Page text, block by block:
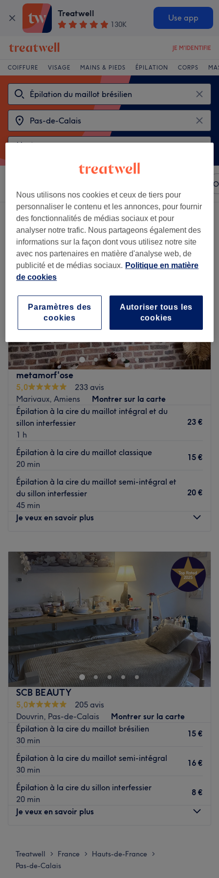
Treatwell
130K
Use app
JE M'IDENTIFIE
COIFFURE VISAGE MAINS & PIEDS ÉPILATION CORPS
2 établissements offrant:
épilation du maillot brésilien près de Pas-de-Calais
metamorf'ose
5,0
233 avis
Marivaux, Amiens
Montrer sur la carte
Épilation à la cire du maillot intégral et du
sillon interfessier
1 h
23 €
Épilation à la cire du maillot classique
20 min
15 €
Épilation à la cire du maillot semi-intégral et
du sillon interfessier
45 min
20 €
Je veux en savoir plus
Mardi
18:30
Mercredi
Fermé
–18:30
10:00–
18:30
Samedi
10:00
Dimanche
Fermé
metamorf'ose, c'est votre nouvel allié beauté situé à
Cuincy. Vous avez le choix entre plusieurs soins pour
profiter d'un instant dédié à votre beauté, dans une
ambiance conviviale, et tout cela grâce au savoir-faire
de professionnelle Valérie.
L’équipe :
Valérie est ravie de partager son savoir-faire.
Nos coups de cœur :
L’atmosphère : une ambiance chaleureuse dans un institut
moderne où vous vous sentirez détendu.
l'onglerie et la beauté du regard.
Les marques et produits utilisés : Clairjoie, Velvet et
Ongle 24.
SCB BEAUTY
5,0
205 avis
Douvrin, Pas-de-Calais
Montrer sur la carte
Épilation à la cire du maillot brésilien
30 min
15 €
Épilation à la cire du maillot semi-intégral
30 min
16 €
Épilation à la cire du sillon interfessier
20 min
8 €
Je veux en savoir plus
Mardi
10:00
Mercredi
Treatwell > France > Hauts-de-France >
Pas-de-Calais
Nous utilisons nos cookies et ceux de tiers pour
personnaliser le contenu et les annonces, pour fournir
des fonctionnalités de médias sociaux et pour
analyser notre trafic. Nous partageons également des
informations sur la façon dont vous utilisez notre site
avec nos partenaires en matière d'analyse web, de
publicité et de médias sociaux. Politique en matière
de cookies
Autoriser tous les
cookies
Paramètres des
cookies